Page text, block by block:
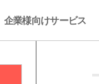
企業様向けサービス